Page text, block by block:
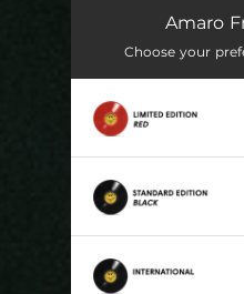
Viva Naná
Sonho Ancestral
Y'Y
Mar de Cirandeiras
Amaro
Choose your